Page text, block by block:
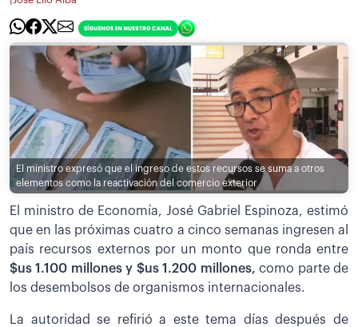
El ministro expresó que el ingreso de estos recursos se suma a otros
elementos como la reactivación del comercio exterior
El ministro de Economía, José Gabriel Espinoza, estimó
que en las próximas cuatro a cinco semanas ingresen al
país recursos externos por un monto que ronda entre
$us 1.100 millones y $us 1.200 millones, como parte de
los desembolsos de organismos internacionales.
La autoridad se refirió a este tema días después de